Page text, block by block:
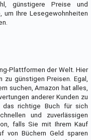
günstigere Preise und
Ihre Lesegewohnheiten
Plattformen der Welt. Hier
zu günstigen Preisen. Egal,
suchen, Amazon hat alles,
anderer Kunden zu
das richtige Buch für sich
und zuverlässigen
falls Sie mit Ihrem Kauf
von Büchern Geld sparen